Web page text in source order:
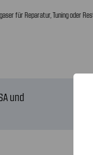
für Reparatur, Tuning oder
und